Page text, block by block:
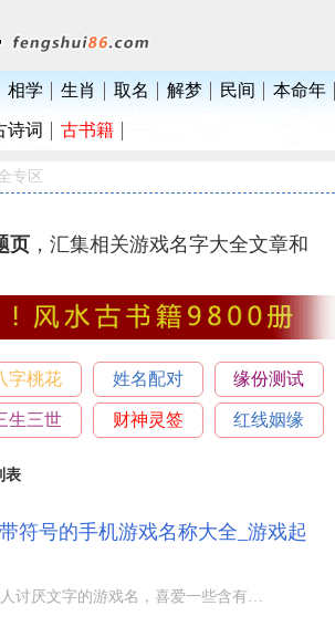
相学 生肖 取名 解梦 民间 本命年
诗词 古书籍
专区
页 ，汇集相关游戏名字大全文章和
字桃花 姓名配对 缘份测试
生三世 财神灵签 红线姻缘
表
符号的手机游戏名称大全_游戏起
很多人讨厌文字的游戏名，喜爱一些含有特别符号的游戏名。例如大牌明星赵丽颖腾讯王者荣耀的游戏名叫“不是